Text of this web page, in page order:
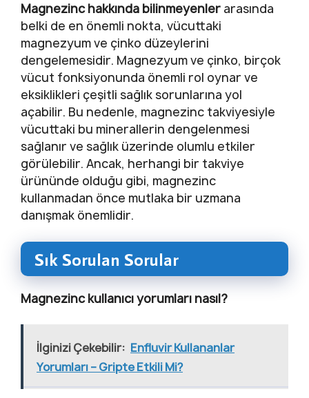
Magnezinc hakkında bilinmeyenler arasında
belki de en önemli nokta, vücuttaki
magnezyum ve çinko düzeylerini
dengelemesidir. Magnezyum ve çinko, birçok
vücut fonksiyonunda önemli rol oynar ve
eksiklikleri çeşitli sağlık sorunlarına yol
açabilir. Bu nedenle, magnezinc takviyesiyle
vücuttaki bu minerallerin dengelenmesi
sağlanır ve sağlık üzerinde olumlu etkiler
görülebilir. Ancak, herhangi bir takviye
ürününde olduğu gibi, magnezinc
kullanmadan önce mutlaka bir uzmana
danışmak önemlidir.
Sık Sorulan Sorular
Magnezinc kullanıcı yorumları nasıl?
İlginizi Çekebilir: Enfluvir Kullananlar
Yorumları – Gripte Etkili Mi?